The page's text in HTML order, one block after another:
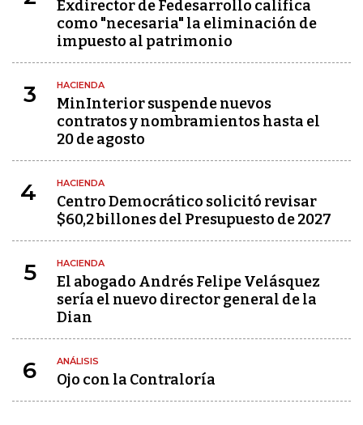
Exdirector de Fedesarrollo califica
como "necesaria" la eliminación de
impuesto al patrimonio
3 HACIENDA
MinInterior suspende nuevos
contratos y nombramientos hasta el
20 de agosto
4 HACIENDA
Centro Democrático solicitó revisar
$60,2 billones del Presupuesto de 2027
5 HACIENDA
El abogado Andrés Felipe Velásquez
sería el nuevo director general de la
Dian
6 ANÁLISIS
Ojo con la Contraloría